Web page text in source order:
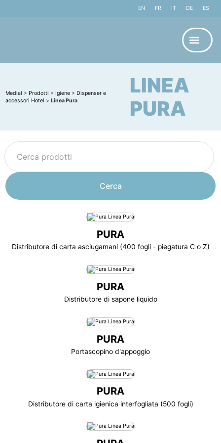
EN FR IT DE ES
Medial > Prodotti > Igiene > Dispenser e
accessori Hotel >Linea Pura
LINEA
PURA
PURA
Distributore di carta asciugamani (400 fogli - piegatura C o Z)
PURA
Distributore di sapone liquido
PURA
Portascopino d'appoggio
PURA
Distributore di carta igienica interfogliata (500 fogli)